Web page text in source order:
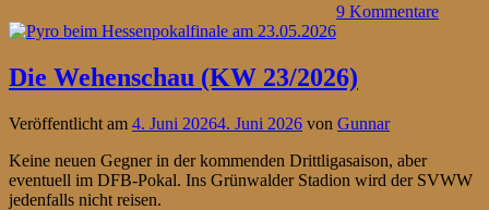
9 Kommentare
Die Wehenschau (KW 23/2026)
Veröffentlicht am 4. Juni 20264. Juni 2026 von Gunnar
Keine neuen Gegner in der kommenden Drittligasaison, aber
eventuell im DFB-Pokal. Ins Grünwalder Stadion wird der SVWW
jedenfalls nicht reisen.